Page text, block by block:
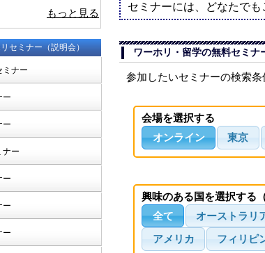
もっと見る
セミナー（説明会）
ミナー
ー
ー
ナー
ー
ー
ー
セミナーには、どなたでも
ワーホリ・留学の無料セミナ
参加したいセミナーの検索条
会場を選択する
オンライン
東京
興味のある国を選択する
全て
オーストラリ
アメリカ フィリピ